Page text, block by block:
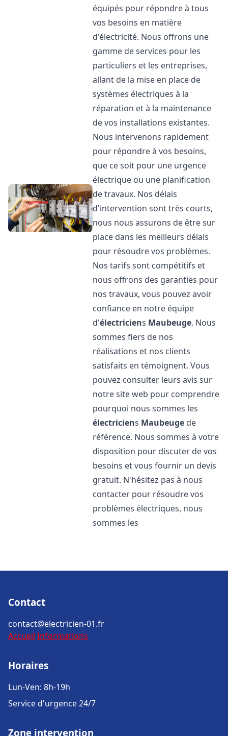
équipés pour répondre à tous
vos besoins en matière
d'électricité. Nous offrons une
gamme de services pour les
particuliers et les entreprises,
allant de la mise en place de
systèmes électriques à la
réparation et à la maintenance
de vos installations existantes.
Nous intervenons rapidement
pour répondre à vos besoins,
que ce soit pour une urgence
électrique ou une planification
de travaux. Nos délais
d'intervention sont très courts,
nous nous assurons de être sur
place dans les meilleurs délais
pour résoudre vos problèmes.
Nos tarifs sont compétitifs et
nous offrons des garanties pour
nos travaux, vous pouvez avoir
confiance en notre équipe
d'électriciens Maubeuge. Nous
sommes fiers de nos
réalisations et nos clients
satisfaits en témoignent. Vous
pouvez consulter leurs avis sur
notre site web pour comprendre
pourquoi nous sommes les
électriciens Maubeuge de
référence. Nous sommes à votre
disposition pour discuter de vos
besoins et vous fournir un devis
gratuit. N'hésitez pas à nous
contacter pour résoudre vos
problèmes électriques, nous
sommes les
Contact
contact@electricien-01.fr
Accueil Informations
Horaires
Lun-Ven: 8h-19h
Service d'urgence 24/7
Zone intervention